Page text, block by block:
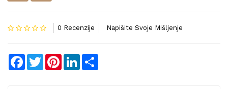
0 Recenzije Napišite Svoje Mišljenje
Facebook
TwitterPinterestLinkedIn